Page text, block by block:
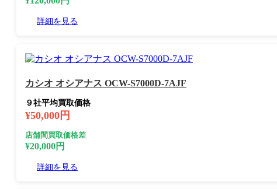
詳細を見る
カシオ オシアナス OCW-S7000D-7AJF
９社平均買取価格
¥50,000円
店舗間買取価格差
¥20,000円
詳細を見る